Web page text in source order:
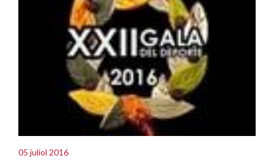
05 juliol 2016